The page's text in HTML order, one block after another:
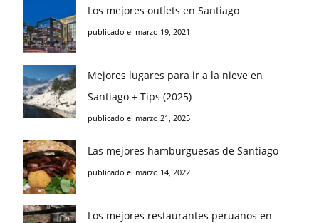
Los mejores outlets en Santiago
publicado el marzo 19, 2021
Mejores lugares para ir a la nieve en
Santiago + Tips (2025)
publicado el marzo 21, 2025
Las mejores hamburguesas de Santiago
publicado el marzo 14, 2022
Los mejores restaurantes peruanos en